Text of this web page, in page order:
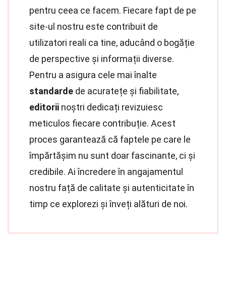
pentru ceea ce facem. Fiecare fapt de pe
site-ul nostru este contribuit de
utilizatori reali ca tine, aducând o bogăție
de perspective și informații diverse.
Pentru a asigura cele mai înalte
standarde de acuratețe și fiabilitate,
editorii noștri dedicați revizuiesc
meticulos fiecare contribuție. Acest
proces garantează că faptele pe care le
împărtășim nu sunt doar fascinante, ci și
credibile. Ai încredere în angajamentul
nostru față de calitate și autenticitate în
timp ce explorezi și înveți alături de noi.